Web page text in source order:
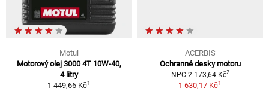
Motul
Motorový olej 3000 4T 10W-40,
4 litry
1 449,66 Kč1
ACERBIS
Ochranné desky motoru
NPC 2 173,64 Kč2
1 630,17 Kč1